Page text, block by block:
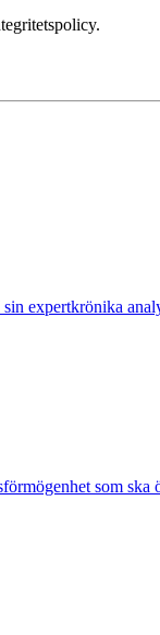
expertkrönika
som